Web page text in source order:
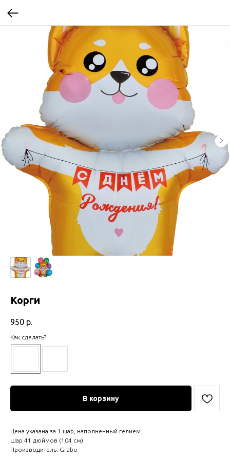
Корги
950 р.
Как сделать?
В корзину
Цена указана за 1 шар, наполненный гелием.
Шар 41 дюймов (104 см)
Производитель: Grabo